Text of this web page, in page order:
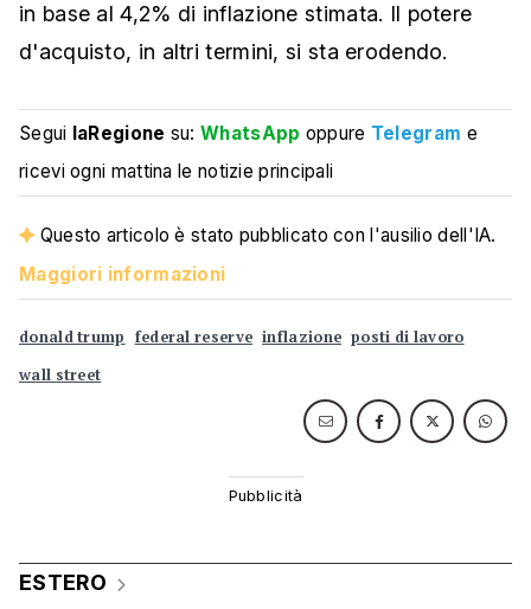
in base al 4,2% di inflazione stimata. Il potere
d'acquisto, in altri termini, si sta erodendo.
Segui laRegione su:WhatsApp oppure Telegram e
ricevi ogni mattina le notizie principali
Questo articolo è stato pubblicato con l'ausilio dell'IA.
Maggiori informazioni
donald trump federal reserve inflazione posti di lavoro
wall street
ESTERO